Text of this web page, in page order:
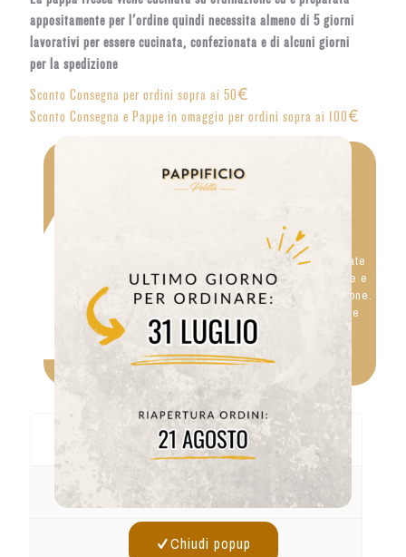
appositamente per l'ordine quindi necessita almeno di 5 giorni
lavorativi per essere cucinata, confezionata e di alcuni giorni
per la spedizione
Sconto Consegna per ordini sopra ai 50€
Sconto Consegna e Pappe in omaggio per ordini sopra ai 100€
Le nostre Pappe Fresche sono preparate
al momento appositamente per l'ordine e
prive di conservanti per la conservazione.
Vanno quindi conservate in frigorifero e
finite in pochi giorni dopo l'apertura.
Composizione
Conservazione
Dosaggi
Chiudi popup